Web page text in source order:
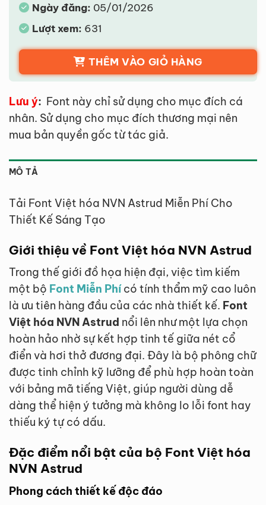
Ngày đăng: 05/01/2026
Lượt xem: 631
THÊM VÀO GIỎ HÀNG
Lưu ý: Font này chỉ sử dụng cho mục đích cá
nhân. Sử dụng cho mục đích thương mại nên
mua bản quyền gốc từ tác giả.
MÔ TẢ
Tải Font Việt hóa NVN Astrud Miễn Phí Cho
Thiết Kế Sáng Tạo
Giới thiệu về Font Việt hóa NVN Astrud
Trong thế giới đồ họa hiện đại, việc tìm kiếm
một bộ Font Miễn Phícó tính thẩm mỹ cao luôn
là ưu tiên hàng đầu của các nhà thiết kế. Font
Việt hóa NVN Astrud nổi lên như một lựa chọn
hoàn hảo nhờ sự kết hợp tinh tế giữa nét cổ
điển và hơi thở đương đại. Đây là bộ phông chữ
được tinh chỉnh kỹ lưỡng để phù hợp hoàn toàn
với bảng mã tiếng Việt, giúp người dùng dễ
dàng thể hiện ý tưởng mà không lo lỗi font hay
thiếu ký tự có dấu.
Đặc điểm nổi bật của bộ Font Việt hóa
NVN Astrud
Phong cách thiết kế độc đáo